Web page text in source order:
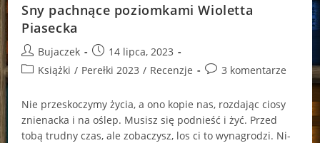
Sny pachnące poziomkami Wioletta
Piasecka
Post
author:
Bujaczek
Post
published:
14 lipca, 2023
PostKsiążki / Perełki 2023 / Recenzje
Post3 komentarze
Nie prze­sko­czymy ży­cia, a ono ko­pie nas, roz­da­jąc ciosy
znie­nacka i na oślep. Mu­sisz się pod­nieść i żyć. Przed
tobą trud­ny czas, ale zo­ba­czysz, los ci to wy­na­gro­dzi. Ni­